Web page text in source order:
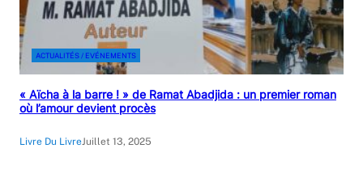
ACTUALITÉS / EVÉNEMENTS
« Aïcha à la barre ! » de Ramat Abadjida : un premier roman
où l’amour devient procès
Livre Du LivreJuillet 13, 2025